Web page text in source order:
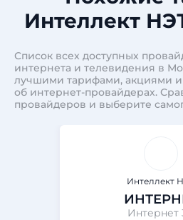
Интеллект
Список всех доступных
интернета и телевидения в
лучшими тарифами, акциями
об интернет-провайдерах.
провайдеров и выберите
Интеллект
Интернет